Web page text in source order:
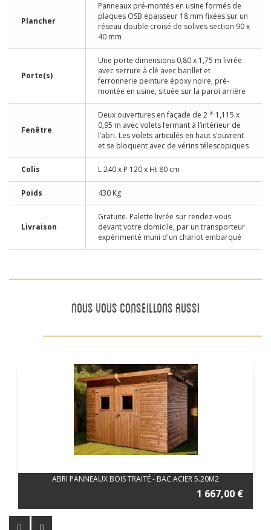
Plancher
Panneaux pré-montés en usine formés de
plaques OSB épaisseur 18 mm fixées sur un
réseau double croisé de solives section 90 x
40 mm
Porte(s)
Une porte dimensions 0,80 x 1,75 m livrée
avec serrure à clé avec barillet et
ferronnerie peinture époxy noire, pré-
montée en usine, située sur la paroi arrière
Fenêtre
Deux ouvertures en façade de 2 * 1,115 x
0,95 m avec volets fermant à l’intérieur de
l’abri. Les volets articulés en haut s’ouvrent
et se bloquent avec de vérins télescopiques
Colis L 240 x P 120 x Ht 80 cm
Poids 430 Kg
Livraison
Gratuite. Palette livrée sur rendez-vous
devant votre domicile, par un transporteur
expérimenté muni d'un chariot embarqué
NOUS VOUS CONSEILLONS AUSSI
ABRI PANNEAUX BOIS TRAITÉ - BAC ACIER 5.20M2
1 667,00 €